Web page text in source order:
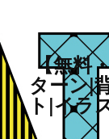
【無料
ターン|
ト|イラ